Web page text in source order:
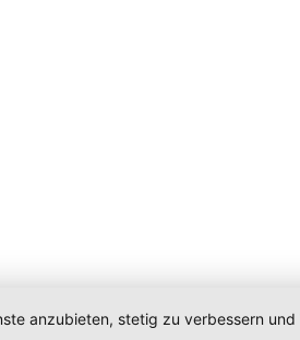
anzubieten, stetig zu verbessern